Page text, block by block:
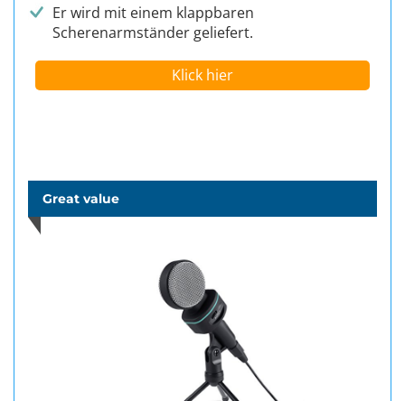
Er wird mit einem klappbaren
Scherenarmständer geliefert.
Klick hier
Great value